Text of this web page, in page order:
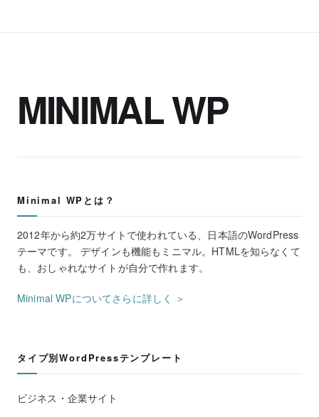
MINIMAL WP
Minimal WPとは？
2012年から約2万サイトで使われている、日本語のWordPress
テーマです。 デザインも機能もミニマル。HTMLを知らなくて
も、おしゃれなサイトが自分で作れます。
Minimal WPについてさらに詳しく ＞
タイプ別WordPressテンプレート
ビジネス・企業サイト